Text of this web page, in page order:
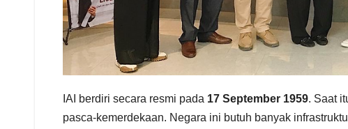
IAI berdiri secara resmi pada 17 September 1959. Saat
pasca-kemerdekaan. Negara ini butuh banyak